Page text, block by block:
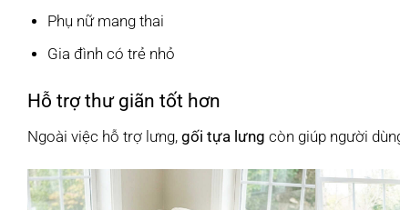
Phụ nữ mang thai
Gia đình có trẻ nhỏ
Hỗ trợ thư giãn tốt hơn
Ngoài việc hỗ trợ lưng, gối tựa lưng còn giúp người